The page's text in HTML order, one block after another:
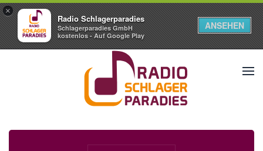
×
Radio Schlagerparadies
Schlagerparadies GmbH
kostenlos - Auf Google Play
ANSEHEN